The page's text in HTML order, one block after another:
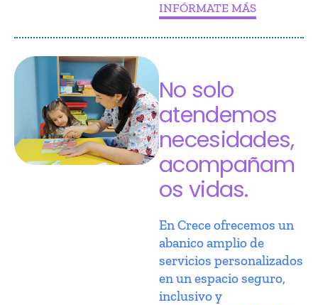
INFÓRMATE MÁS
No solo
atendemos
necesidades,
acompañam
os vidas.
En Crece ofrecemos un
abanico amplio de
servicios personalizados
en un espacio seguro,
inclusivo y